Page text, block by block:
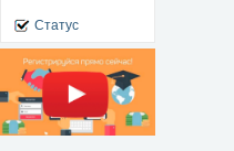
Статус